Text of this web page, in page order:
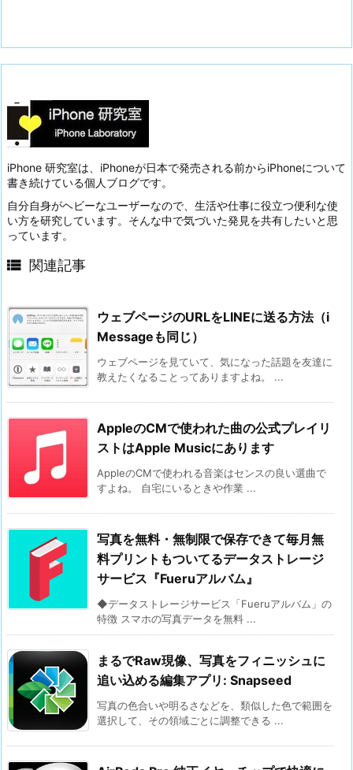
iPhone 研究室は、iPhoneが日本で発売される前からiPhoneについて
書き続けている個人ブログです。
自分自身がヘビーなユーザーなので、生活や仕事に役立つ便利な使
い方を研究しています。そんな中で気づいた発見を共有したいと思
っています。
 関連記事
ウェブページのURLをLINEに送る方法（i
Messageも同じ）
ウェブページを見ていて、気になった話題を友達に
教えたくなることってありますよね。 ...
AppleのCMで使われた曲の公式プレイリ
ストはApple Musicにあります
AppleのCMで使われる音楽はセンスの良い選曲で
すよね。 自宅にいるときや作業 ...
写真を無料・無制限で保存できて毎月無
料プリントもついてるデータストレージ
サービス『Fueruアルバム』
◆データストレージサービス「Fueruアルバム」の
特徴 スマホの写真データを無料 ...
まるでRaw現像、写真をフィニッシュに
追い込める編集アプリ: Snapseed
写真の色合いや明るさなどを、類似した色で範囲を
選択して、その領域ごとに調整できる ...